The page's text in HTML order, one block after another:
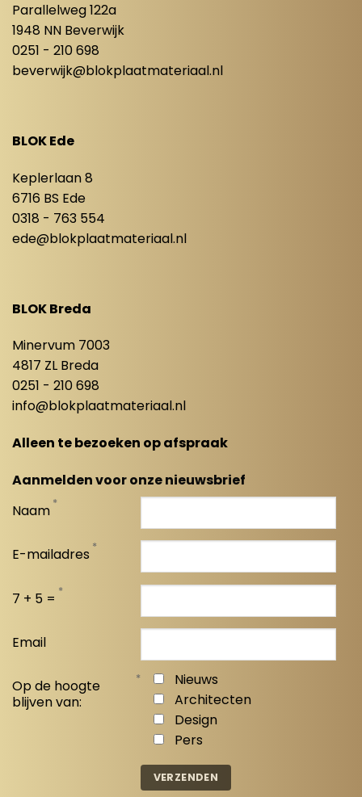
Parallelweg 122a
1948 NN Beverwijk
0251 - 210 698
beverwijk@blokplaatmateriaal.nl
BLOK Ede
Keplerlaan 8
6716 BS Ede
0318 - 763 554
ede@blokplaatmateriaal.nl
BLOK Breda
Minervum 7003
4817 ZL Breda
0251 - 210 698
info@blokplaatmateriaal.nl
Alleen te bezoeken op afspraak
Aanmelden voor onze nieuwsbrief
Naam *
E-mailadres *
7 + 5 = *
Email
Op de hoogte
blijven van:
*
Nieuws
Architecten
Design
Pers